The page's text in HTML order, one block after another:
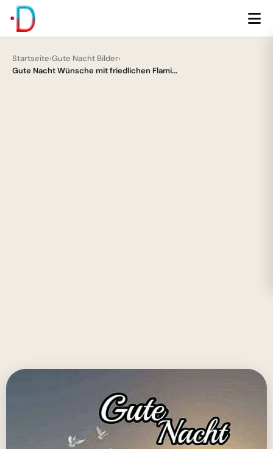
Startseite›Gute Nacht Bilder›
Gute Nacht Wünsche mit friedlichen Flami...